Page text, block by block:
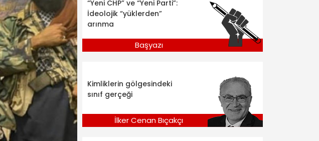
“Yeni CHP” ve “Yeni Parti”:
İdeolojik “yüklerden”
arınma
Başyazı
Kimliklerin gölgesindeki
sınıf gerçeği
İlker Cenan Bıçakçı